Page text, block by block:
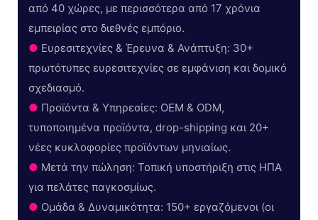
από 40 χώρες, με περισσότερα από 17 χρόνια
εμπειρίας στο διεθνές εμπόριο.
● Ευρεσιτεχνίες & Έρευνα & Ανάπτυξη: 30+
πρωτότυπες ευρεσιτεχνίες σε εμφάνιση και δομικό
σχεδιασμό.
● Προϊόντα & Υπηρεσίες: OEM & ODM,
τυποποιημένα προϊόντα, drop-shipping και 20+
νέες κυκλοφορίες προϊόντων μηνιαίως.
● Μετά την πώληση: Τοπική υποστήριξη στις ΗΠΑ
για πελάτες παγκοσμίως.
● Ομάδα & Δυναμικότητα: 150+ εργαζόμενοι (οι